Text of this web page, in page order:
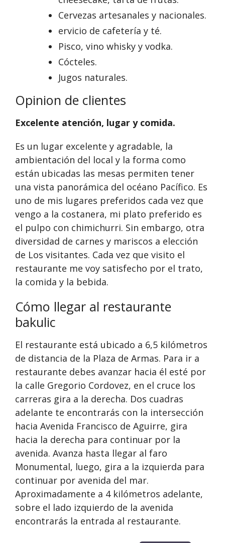
Cervezas artesanales y nacionales.
ervicio de cafetería y té.
Pisco, vino whisky y vodka.
Cócteles.
Jugos naturales.
Opinion de clientes
Excelente atención, lugar y comida.
Es un lugar excelente y agradable, la
ambientación del local y la forma como
están ubicadas las mesas permiten tener
una vista panorámica del océano Pacífico. Es
uno de mis lugares preferidos cada vez que
vengo a la costanera, mi plato preferido es
el pulpo con chimichurri. Sin embargo, otra
diversidad de carnes y mariscos a elección
de Los visitantes. Cada vez que visito el
restaurante me voy satisfecho por el trato,
la comida y la bebida.
Cómo llegar al restaurante
bakulic
El restaurante está ubicado a 6,5 kilómetros
de distancia de la Plaza de Armas. Para ir a
restaurante debes avanzar hacia él esté por
la calle Gregorio Cordovez, en el cruce los
carreras gira a la derecha. Dos cuadras
adelante te encontrarás con la intersección
hacia Avenida Francisco de Aguirre, gira
hacia la derecha para continuar por la
avenida. Avanza hasta llegar al faro
Monumental, luego, gira a la izquierda para
continuar por avenida del mar.
Aproximadamente a 4 kilómetros adelante,
sobre el lado izquierdo de la avenida
encontrarás la entrada al restaurante.